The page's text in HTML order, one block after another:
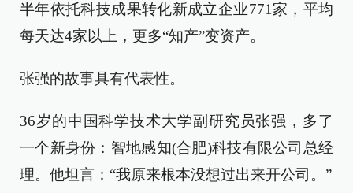
半年依托科技成果转化新成立企业771家，平均
每天达4家以上，更多“知产”变资产。
张强的故事具有代表性。
36岁的中国科学技术大学副研究员张强，多了
一个新身份：智地感知(合肥)科技有限公司总经
理。他坦言：“我原来根本没想过出来开公司。”